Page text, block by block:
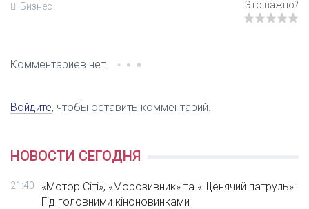
Бизнес
Комментариев нет.
Войдите, чтобы оставить комментарий.
НОВОСТИ СЕГОДНЯ
21:40
«Мотор Сіті», «Морозивник» та «Щенячий патруль»:
Гід головними кіноновинками